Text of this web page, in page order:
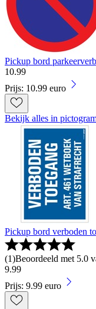
Pickup bord
10.99
Prijs: 10.99 euro
Bekijk alles in
Pickup bord verboden
(1)Beoordeeld met 5.0
9.99
Prijs: 9.99 euro